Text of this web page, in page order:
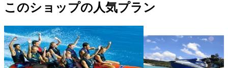
このショップの人気プラン